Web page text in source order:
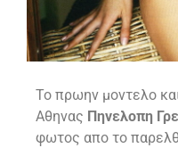
To πρωην μοντελο
Αθηνας Πηνελοπη
φωτος απο το